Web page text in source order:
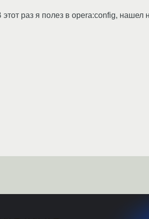
раз я полез в opera:config, нашел